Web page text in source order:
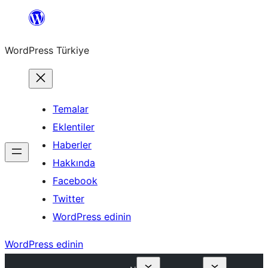
İçeriğe
WordPress Türkiye
Temalar
Eklentiler
Haberler
Hakkında
Facebook
Twitter
WordPress edinin
WordPress edinin